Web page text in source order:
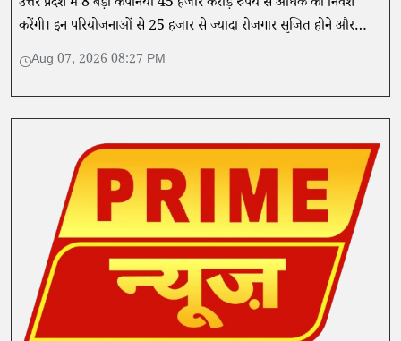
करेंगी। इन परियोजनाओं से 25 हजार से ज्यादा रोजगार सृजित होने और
औद्योगिक विकास को गति मिलने की उम्मीद है।
Aug 07, 2026 08:27 PM